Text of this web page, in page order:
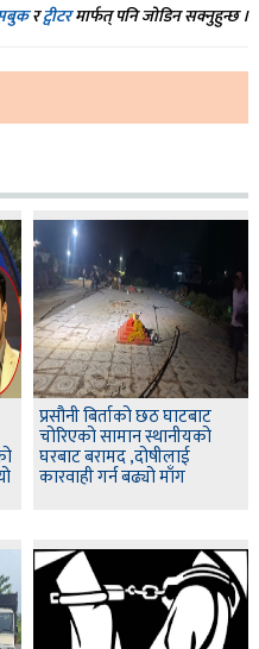
रट्वीटरमार्फत् पनि जोडिन सक्नुहुन्छ ।
प्रसौनी बिर्ताको छठ घाटबाट
चोरिएको सामान स्थानीयको
घरबाट बरामद ,दोषीलाई
कारवाही गर्न बढ्यो माँग